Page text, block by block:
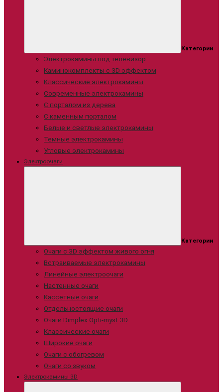
Категории
Электрокамины под телевизор
Каминокомплекты с 3D эффектом
Классические электрокамины
Современные электрокамины
С порталом из дерева
С каменным порталом
Белые и светлые электрокамины
Темные электрокамины
Угловые электрокамины
Электроочаги
Категории
Очаги с 3D эффектом живого огня
Встраиваемые электрокамины
Линейные электроочаги
Настенные очаги
Кассетные очаги
Отдельностоящие очаги
Очаги Dimplex Opti-myst 3D
Классические очаги
Широкие очаги
Очаги с обогревом
Очаги со звуком
Электрокамины 3D